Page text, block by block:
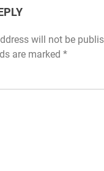
will not be
are marked *